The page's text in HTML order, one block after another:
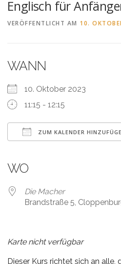
Englisch für
VERÖFFENTLICHT AM 10.
WANN
10. Oktober 2023
11:15 - 12:15
ZUM KALENDER
WO
Die Macher
Brandstraße 5,
Karte nicht verfügbar
Dieser Kurs richtet sich an alle,